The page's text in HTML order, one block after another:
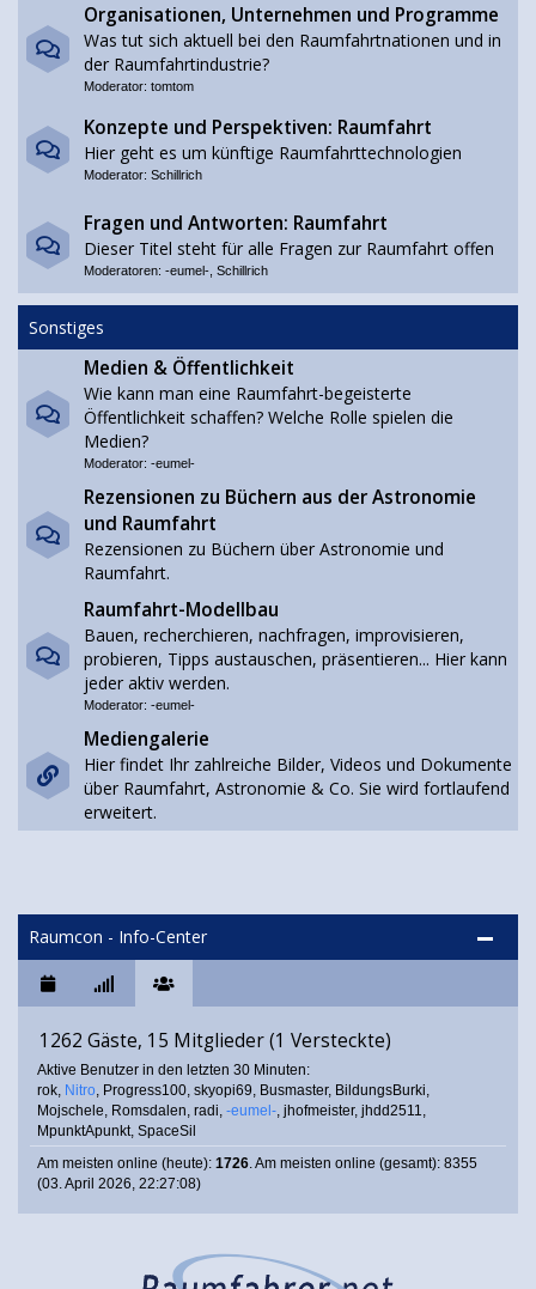
Organisationen, Unternehmen und Programme
Was tut sich aktuell bei den Raumfahrtnationen und in
der Raumfahrtindustrie?
Moderator: tomtom
Konzepte und Perspektiven: Raumfahrt
Hier geht es um künftige Raumfahrttechnologien
Moderator: Schillrich
Fragen und Antworten: Raumfahrt
Dieser Titel steht für alle Fragen zur Raumfahrt offen
Moderatoren: -eumel- Schillrich
Sonstiges
Medien & Öffentlichkeit
Wie kann man eine Raumfahrt-begeisterte
Öffentlichkeit schaffen? Welche Rolle spielen die
Medien?
Moderator: -eumel-
Rezensionen zu Büchern aus der Astronomie
und Raumfahrt
Rezensionen zu Büchern über Astronomie und
Raumfahrt.
Raumfahrt-Modellbau
Bauen, recherchieren, nachfragen, improvisieren,
probieren, Tipps austauschen, präsentieren... Hier kann
jeder aktiv werden.
Moderator: -eumel-
Mediengalerie
Hier findet Ihr zahlreiche Bilder, Videos und Dokumente
über Raumfahrt, Astronomie & Co. Sie wird fortlaufend
erweitert.
Raumcon - Info-Center
1262 Gäste, 15 Mitglieder (1 Versteckte)
Aktive Benutzer in den letzten 30 Minuten:
rok, Nitro, Progress100, skyopi69, Busmaster, BildungsBurki,
Mojschele, Romsdalen, radi, -eumel-, jhofmeister, jhdd2511,
MpunktApunkt, SpaceSil
Am meisten online (heute): 1726. Am meisten online (gesamt): 8355
(03. April 2026, 22:27:08)